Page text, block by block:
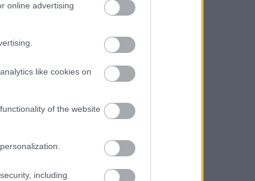
online advertising
like cookies on
of the website
including